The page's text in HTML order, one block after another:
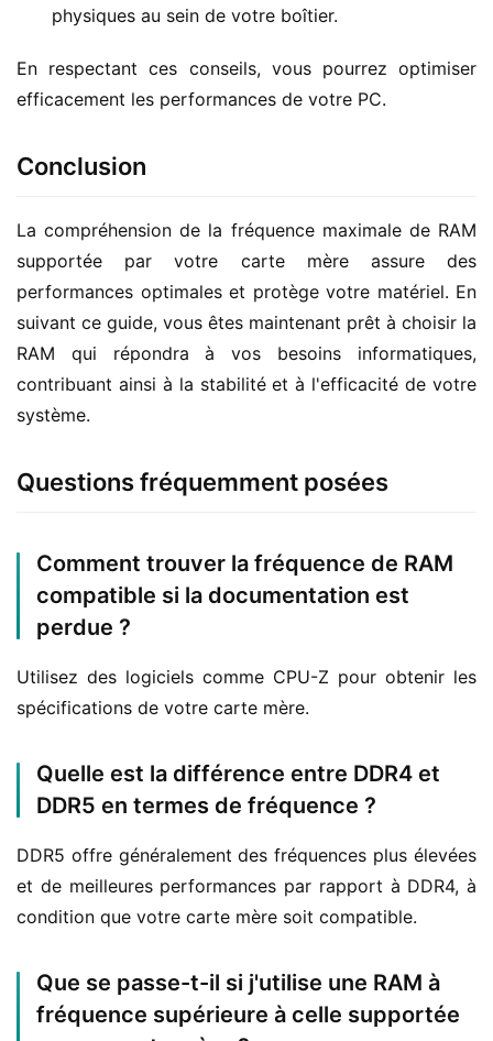
physiques au sein de votre boîtier.
En respectant ces conseils, vous pourrez optimiser
efficacement les performances de votre PC.
Conclusion
La compréhension de la fréquence maximale de RAM
supportée par votre carte mère assure des
performances optimales et protège votre matériel. En
suivant ce guide, vous êtes maintenant prêt à choisir la
RAM qui répondra à vos besoins informatiques,
contribuant ainsi à la stabilité et à l'efficacité de votre
système.
Questions fréquemment posées
Comment trouver la fréquence de RAM
compatible si la documentation est
perdue ?
Utilisez des logiciels comme CPU-Z pour obtenir les
spécifications de votre carte mère.
Quelle est la différence entre DDR4 et
DDR5 en termes de fréquence ?
DDR5 offre généralement des fréquences plus élevées
et de meilleures performances par rapport à DDR4, à
condition que votre carte mère soit compatible.
Que se passe-t-il si j'utilise une RAM à
fréquence supérieure à celle supportée